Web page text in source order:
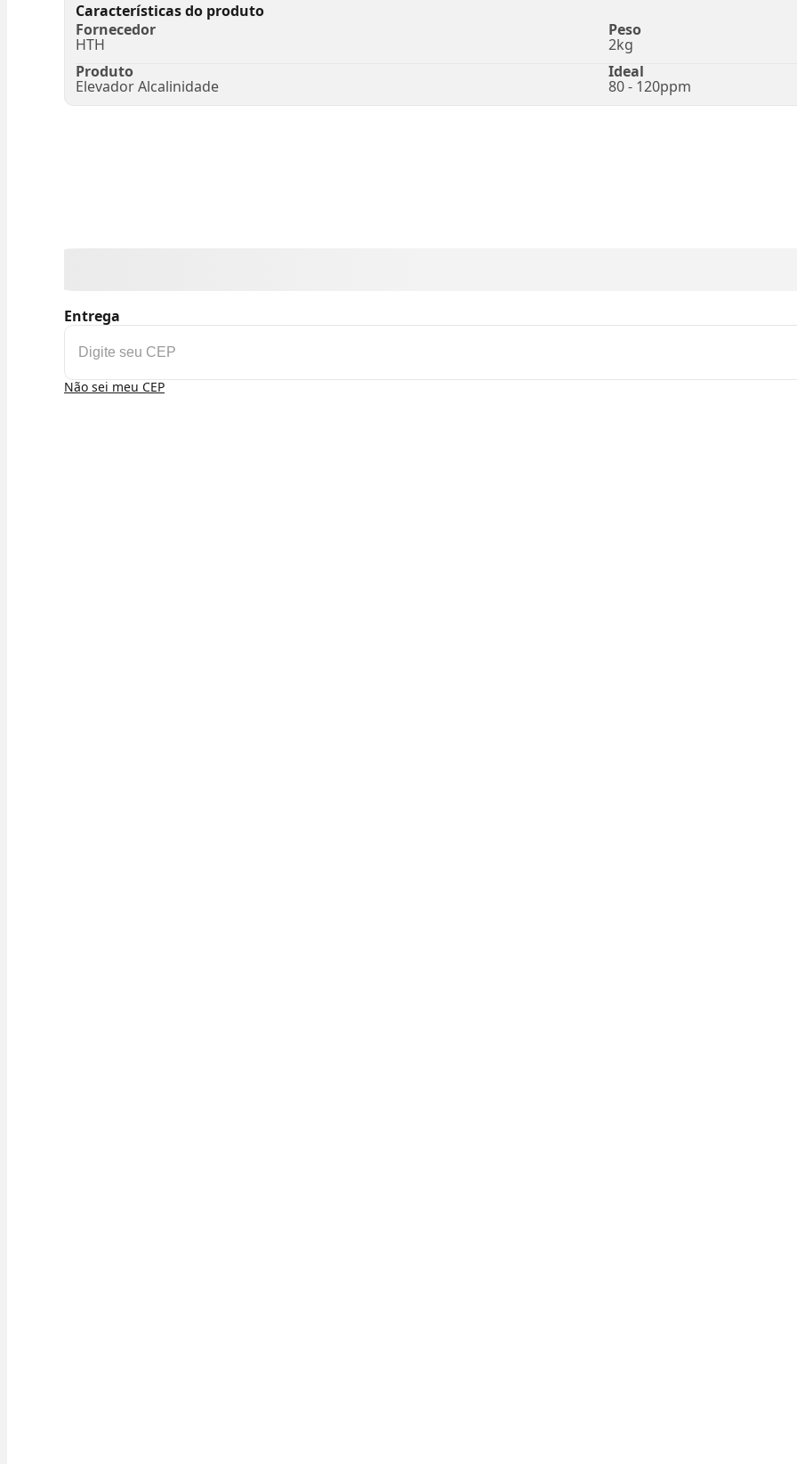
Características do produto
Fornecedor
HTH
Peso
2kg
Produto
Elevador Alcalinidade
Ideal
80 - 120ppm
Entrega
Não sei meu CEP